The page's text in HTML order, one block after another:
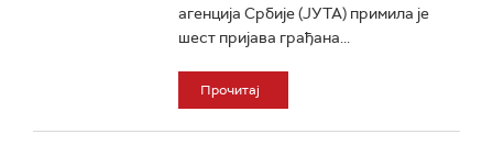
агенција Србије (ЈУТА) примила је
шест пријава грађана...
Прочитај